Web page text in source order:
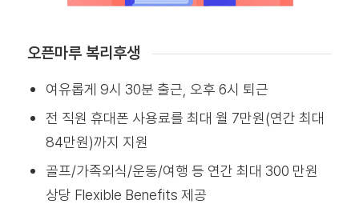
오픈마루 복리후생
여유롭게 9시 30분 출근, 오후 6시 퇴근
전 직원 휴대폰 사용료를 최대 월 7만원(연간 최대
84만원)까지 지원
골프/가족외식/운동/여행 등 연간 최대 300 만원
상당 Flexible Benefits 제공